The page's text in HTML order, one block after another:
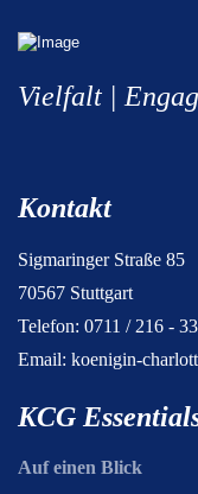
Vielfalt |
Kontakt
Sigmaringer Straße 85
70567 Stuttgart
Telefon: 0711 / 216 -
Email: koenigin-
KCG
Auf einen Blick